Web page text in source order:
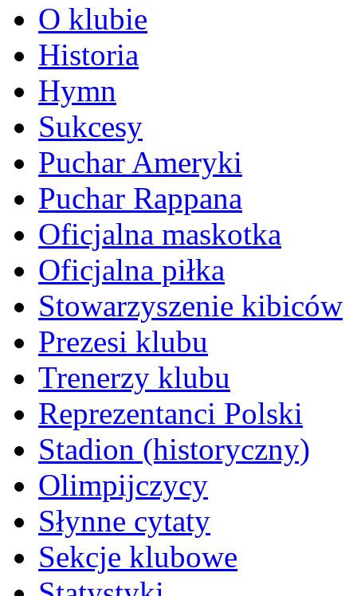
O klubie
Historia
Hymn
Sukcesy
Puchar Ameryki
Puchar Rappana
Oficjalna maskotka
Oficjalna piłka
Stowarzyszenie kibiców
Prezesi klubu
Trenerzy klubu
Reprezentanci Polski
Stadion (historyczny)
Olimpijczycy
Słynne cytaty
Sekcje klubowe